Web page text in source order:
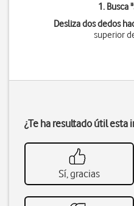
1. Busca "
Desliza dos dedos
superior
¿Te ha resultado útil esta
Sí, gracias